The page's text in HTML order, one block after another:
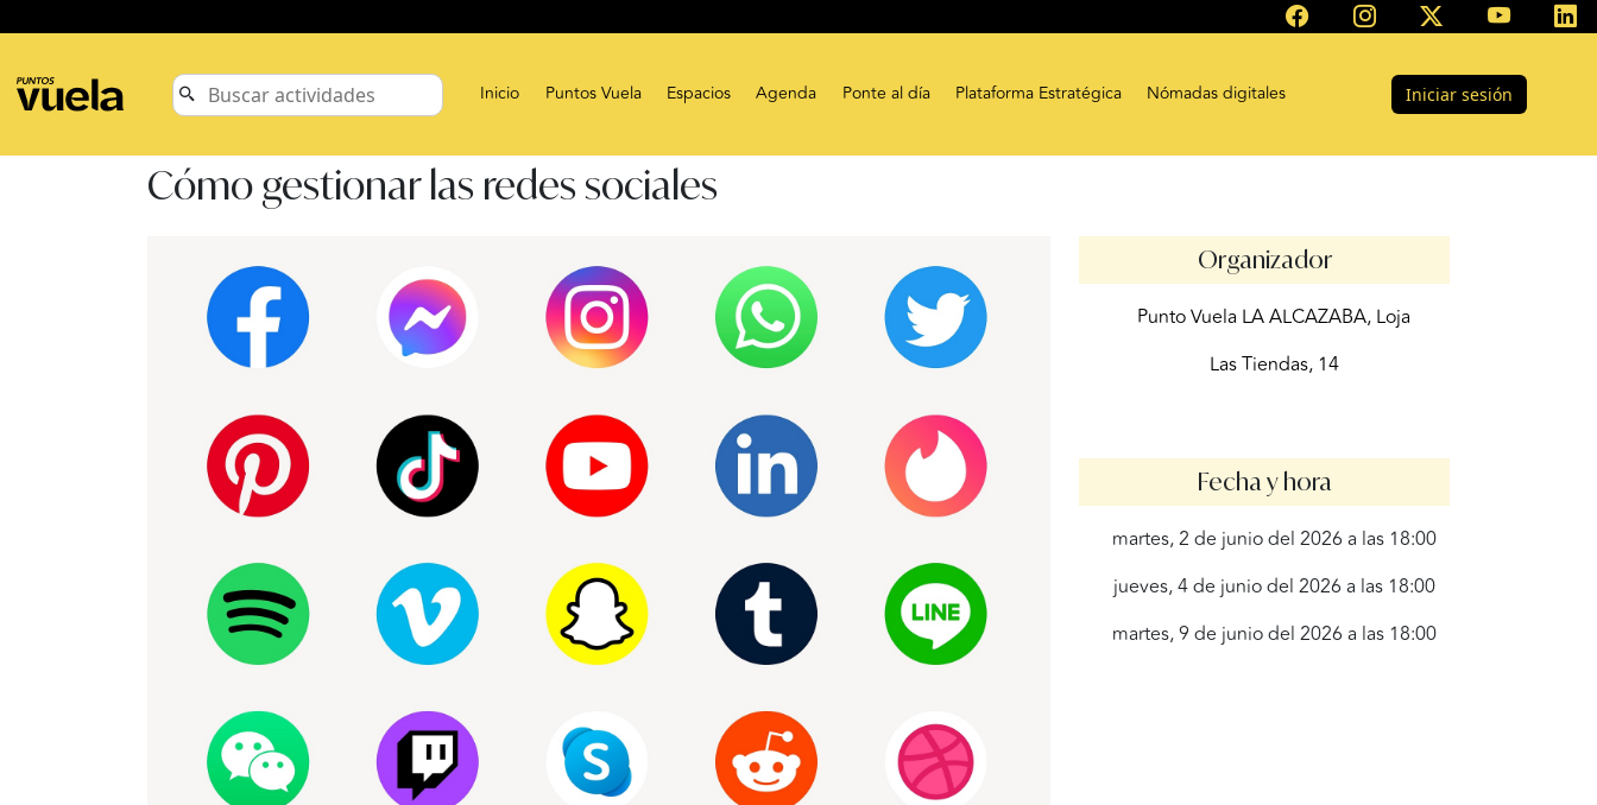
Inicio Puntos Vuela Espacios Agenda Ponte al día Plataforma Estratégica Nómadas digitales Iniciar sesión
Cómo gestionar las redes sociales
Organizador
Punto Vuela LA ALCAZABA, Loja
Las Tiendas, 14
Fecha y hora
martes, 2 de junio del 2026 a las 18:00
jueves, 4 de junio del 2026 a las 18:00
martes, 9 de junio del 2026 a las 18:00